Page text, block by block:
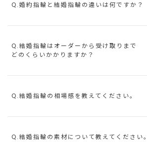
Q.婚約指輪と結婚指輪の違いは何ですか？
Q.結婚指輪はオーダーから受け取りまで
どのくらいかかりますか？
Q.結婚指輪の相場感を教えてください。
Q.結婚指輪の素材について教えてください。